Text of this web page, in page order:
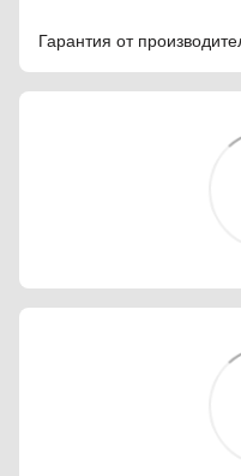
Гарантия от